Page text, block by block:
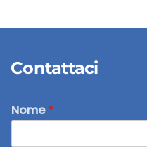
Contattaci
Nome*